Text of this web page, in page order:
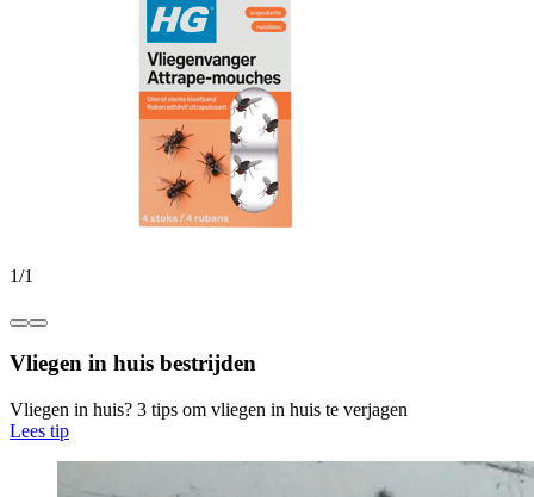
1/1
Vliegen in huis bestrijden
Vliegen in huis? 3 tips om vliegen in huis te verjagen
Lees tip